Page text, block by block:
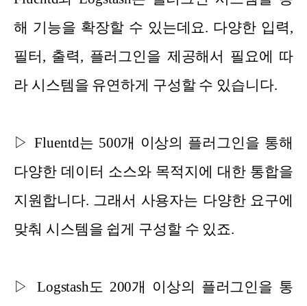
해 기능을 확장할 수 있는데요. 다양한 입력,
필터, 출력, 플러그인을 제공해서 필요에 따
라 시스템을 유연하게 구성할 수 있습니다.
▷ Fluentd는 500개 이상의 플러그인을 통해
다양한 데이터 소스와 목적지에 대한 통합을
지원합니다. 그래서 사용자는 다양한 요구에
맞춰 시스템을 쉽게 구성할 수 있죠.
▷ Logstash도 200개 이상의 플러그인을 통